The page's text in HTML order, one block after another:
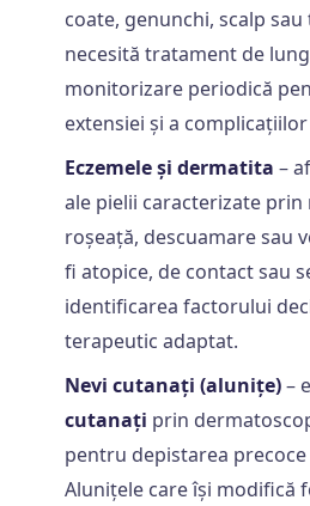
coate, genunchi, scalp
necesită tratament de
monitorizare periodică
extensiei și a
Eczemele și dermatita –
ale pielii caracterizate
roșeață, descuamare sau
fi atopice, de contact sau
identificarea factorului
terapeutic adaptat.
Nevi cutanați (alunițe)–
cutanați prin
pentru depistarea
Alunițele care își modifică